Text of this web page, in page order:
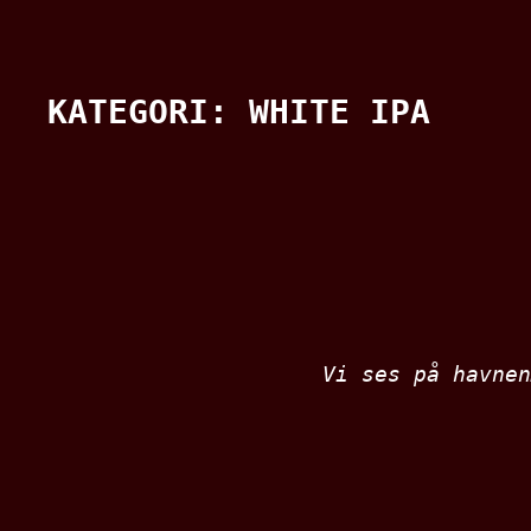
KATEGORI: WHITE IPA
Vi ses på